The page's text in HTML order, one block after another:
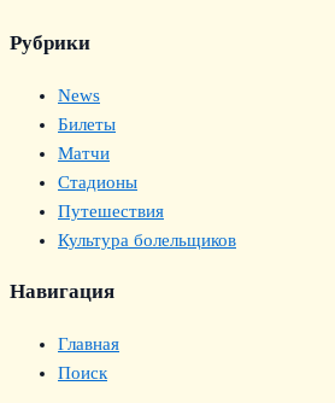
Рубрики
News
Билеты
Матчи
Стадионы
Путешествия
Культура болельщиков
Навигация
Главная
Поиск